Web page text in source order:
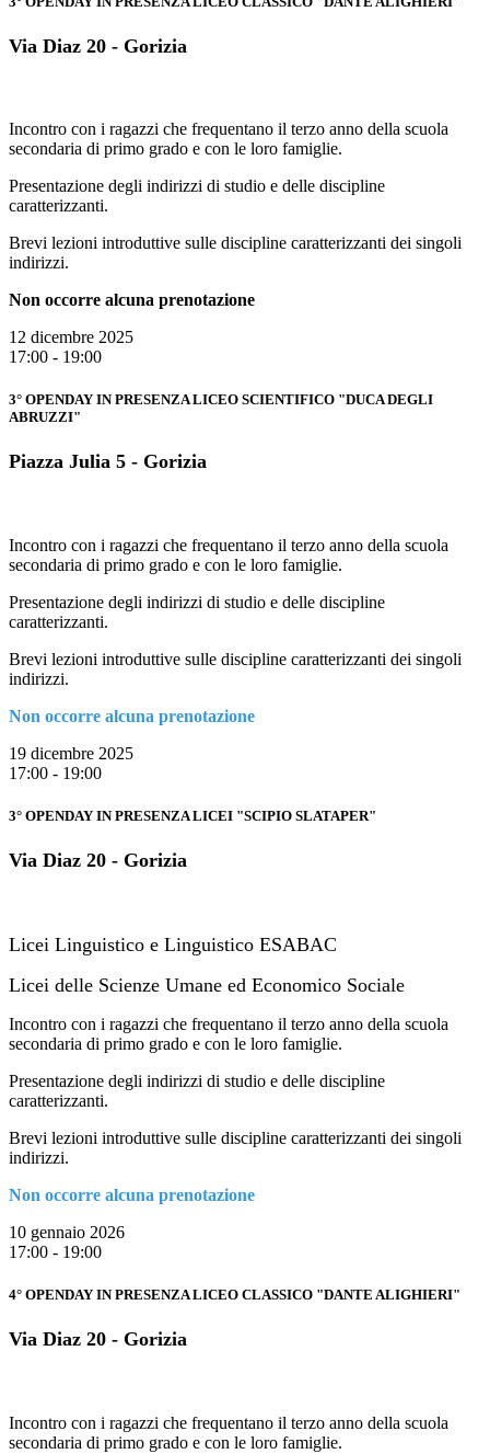
Via Diaz 20 - Gorizia
Incontro con i ragazzi che frequentano il terzo anno della scuola
secondaria di primo grado e con le loro famiglie.
Presentazione degli indirizzi di studio e delle discipline
caratterizzanti.
Brevi lezioni introduttive sulle discipline caratterizzanti dei singoli
indirizzi.
Non occorre alcuna prenotazione
12 dicembre 2025
17:00 - 19:00
3° OPENDAY IN PRESENZA LICEO SCIENTIFICO "DUCA DEGLI
ABRUZZI"
Piazza Julia 5 - Gorizia
Incontro con i ragazzi che frequentano il terzo anno della scuola
secondaria di primo grado e con le loro famiglie.
Presentazione degli indirizzi di studio e delle discipline
caratterizzanti.
Brevi lezioni introduttive sulle discipline caratterizzanti dei singoli
indirizzi.
Non occorre alcuna prenotazione
19 dicembre 2025
17:00 - 19:00
3° OPENDAY IN PRESENZA LICEI "SCIPIO SLATAPER"
Via Diaz 20 - Gorizia
Licei Linguistico e Linguistico ESABAC
Licei delle Scienze Umane ed Economico Sociale
Incontro con i ragazzi che frequentano il terzo anno della scuola
secondaria di primo grado e con le loro famiglie.
Presentazione degli indirizzi di studio e delle discipline
caratterizzanti.
Brevi lezioni introduttive sulle discipline caratterizzanti dei singoli
indirizzi.
Non occorre alcuna prenotazione
10 gennaio 2026
17:00 - 19:00
4° OPENDAY IN PRESENZA LICEO CLASSICO "DANTE ALIGHIERI"
Via Diaz 20 - Gorizia
Incontro con i ragazzi che frequentano il terzo anno della scuola
secondaria di primo grado e con le loro famiglie.